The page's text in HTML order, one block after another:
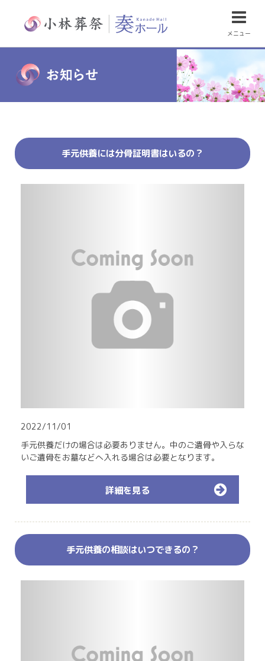
メニュー
手元供養には分骨証明書はいるの？
2022/11/01
手元供養だけの場合は必要ありません。中のご遺骨や入らな
いご遺骨をお墓などへ入れる場合は必要となります。
詳細を見る
手元供養の相談はいつできるの？